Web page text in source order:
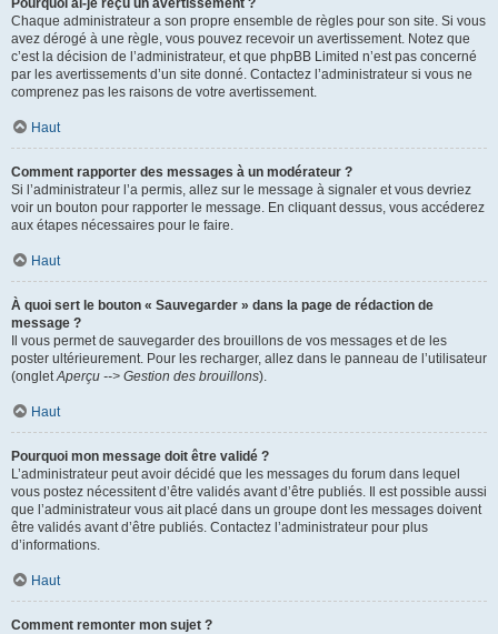
Pourquoi ai-je reçu un avertissement ?
Chaque administrateur a son propre ensemble de règles pour son site. Si vous
avez dérogé à une règle, vous pouvez recevoir un avertissement. Notez que
c’est la décision de l’administrateur, et que phpBB Limited n’est pas concerné
par les avertissements d’un site donné. Contactez l’administrateur si vous ne
comprenez pas les raisons de votre avertissement.
Haut
Comment rapporter des messages à un modérateur ?
Si l’administrateur l’a permis, allez sur le message à signaler et vous devriez
voir un bouton pour rapporter le message. En cliquant dessus, vous accéderez
aux étapes nécessaires pour le faire.
Haut
À quoi sert le bouton « Sauvegarder » dans la page de rédaction de
message ?
Il vous permet de sauvegarder des brouillons de vos messages et de les
poster ultérieurement. Pour les recharger, allez dans le panneau de l’utilisateur
(ongletAperçu --> Gestion des brouillons).
Haut
Pourquoi mon message doit être validé ?
L’administrateur peut avoir décidé que les messages du forum dans lequel
vous postez nécessitent d’être validés avant d’être publiés. Il est possible aussi
que l’administrateur vous ait placé dans un groupe dont les messages doivent
être validés avant d’être publiés. Contactez l’administrateur pour plus
d’informations.
Haut
Comment remonter mon sujet ?